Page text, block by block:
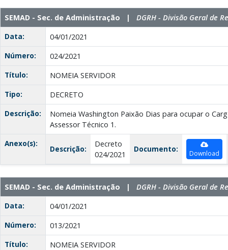
SEMAD - Sec. de Administração | DGRH - Divisão Geral de
Data:
04/01/2021
Número:
024/2021
Título:
NOMEIA SERVIDOR
Tipo:
DECRETO
Descrição:
Nomeia Washington Paixão Dias para ocupar o
Assessor Técnico 1.
Anexo(s):
Descrição:
Decreto
024/2021
Documento: Download
SEMAD - Sec. de Administração | DGRH - Divisão Geral de
Data:
04/01/2021
Número:
013/2021
Título:
NOMEIA SERVIDOR